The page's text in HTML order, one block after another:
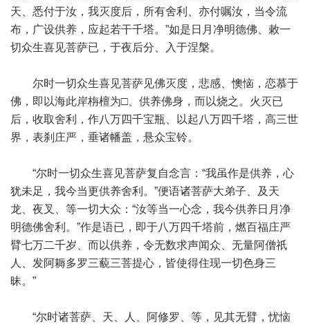
天、悉付于汝，我灭度后，所有舍利、亦付嘱汝，当令流
布，广设供养，应起若干千塔。”如是日月净明德佛、敕一
切众生喜见菩萨已，于夜后分、入于涅槃。
尔时一切众生喜见菩萨见佛灭度，悲感、懊恼，恋慕于
佛，即以海此岸栴檀为□、供养佛身，而以烧之。火灭已
后，收取舍利，作八万四千宝瓶、以起八万四千塔，高三世
界，表刹庄严，垂诸幡盖，悬众宝铃。
“尔时一切众生喜见菩萨复自念言：“我虽作是供养，心
犹未足，我今当更供养舍利。”便语诸菩萨大弟子、及天
龙、夜叉、等一切大众：“汝等当一心念，我今供养日月净
明德佛舍利。”作是语已，即于八万四千塔前，燃百福庄严
臂七万二千岁、而以供养，令无数求声闻众、无量阿僧祇
人、发阿耨多罗三藐三菩提心，皆使得住现一切色身三
昧。”
“尔时诸菩萨、天、人、阿修罗、等，见其无臂，忧恼